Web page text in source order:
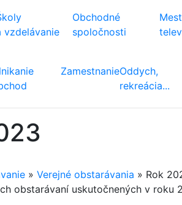
vzdelávanie
Obchodné
spoločnosti
ZamestnanieOddych,
rekreácia...
» Verejné obstarávania » Rok
obstarávaní uskutočnených v roku